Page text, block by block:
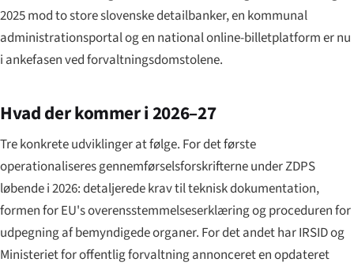
2025 mod to store slovenske detailbanker, en kommunal
administrationsportal og en national online-billetplatform er nu
i ankefasen ved forvaltningsdomstolene.
Hvad der kommer i 2026–27
Tre konkrete udviklinger at følge. For det første
operationaliseres gennemførselsforskrifterne under ZDPS
løbende i 2026: detaljerede krav til teknisk dokumentation,
formen for EU's overensstemmelseserklæring og proceduren for
udpegning af bemyndigede organer. For det andet har IRSID og
Ministeriet for offentlig forvaltning annonceret en opdateret